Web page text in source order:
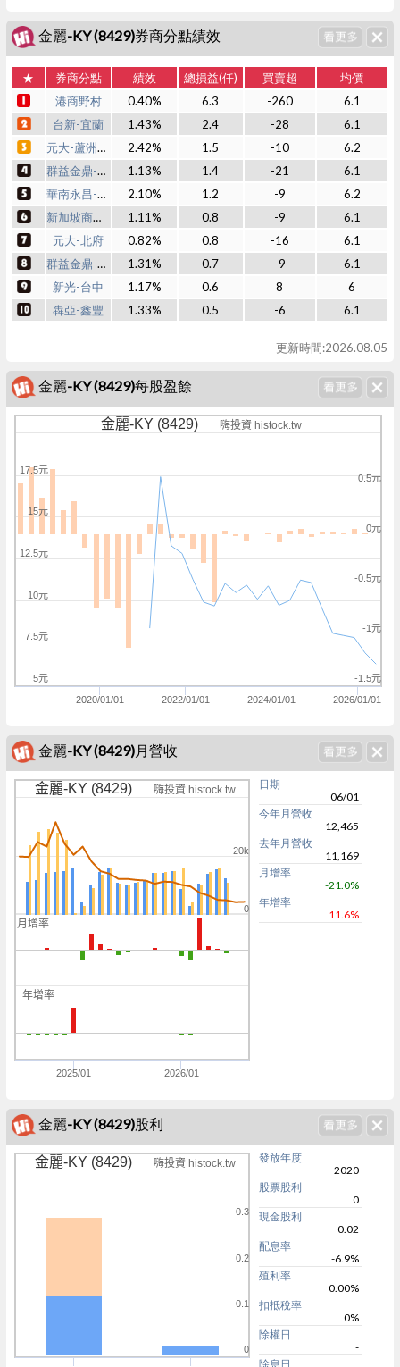
金麗-KY (8429)券商分點績效
★ 券商分點 績效 總損益(仟) 買賣超
均價
港商野村
0.40% 6.3 -260
6.1
台新-宜蘭
1.43% 2.4 -28
6.1
元大-蘆洲中正
2.42% 1.5 -10
6.2
群益金鼎-竹南
1.13% 1.4 -21
6.1
華南永昌-忠孝
2.10% 1.2 -9
6.2
新加坡商瑞銀
1.11% 0.8 -9
6.1
元大-北府
0.82% 0.8 -16
6.1
群益金鼎-開元
1.31% 0.7 -9
6.1
新光-台中
1.17% 0.6 8
6
犇亞-鑫豐
1.33% 0.5 -6 6.1
更新時間:2026.08.05
金麗-KY (8429)每股盈餘
金麗-KY (8429) 嗨投資 histock.tw
2020/01/01 2022/01/01 2024/01/01 2026/01/01
-1.5元
-1元
-0.5元
0元
0.5元
5元
7.5元
10元
12.5元
15元
17.5元
金麗-KY (8429)月營收
月增率
年增率
金麗-KY (8429) 嗨投資 histock.tw
2025/01 2026/01
0
20k
日期
06/01
今年月營收
12,465
去年月營收
11,169
月增率
-21.0%
年增率
11.6%
金麗-KY (8429)股利
金麗-KY (8429) 嗨投資 histock.tw
0
0.1
0.2
0.3
發放年度
2020
股票股利
0
現金股利
0.02
配息率
-6.9%
殖利率
0.00%
扣抵稅率
0%
除權日
-
除息日